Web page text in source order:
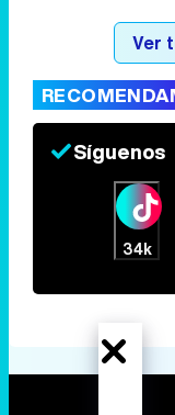
Ver
Síguenos
34k